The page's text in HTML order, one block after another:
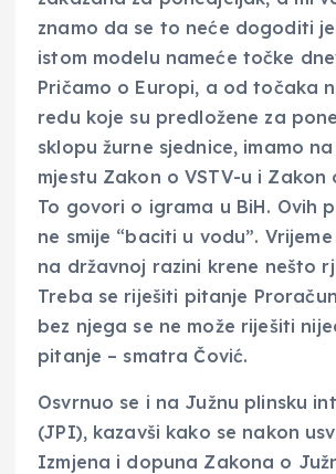
znamo da se to neće dogoditi
istom modelu nameće točke
Pričamo o Europi, a od točaka
redu koje su predložene za
sklopu žurne sjednice, imamo
mjestu Zakon o VSTV-u i Zakon
To govori o igrama u BiH. Ovih
ne smije “baciti u vodu”.
na državnoj razini krene nešto
Treba se riješiti pitanje
bez njega se ne može riješiti
pitanje – smatra Čović.
Osvrnuo se i na Južnu plinsku
(JPI), kazavši kako se nakon
Izmjena i dopuna Zakona o